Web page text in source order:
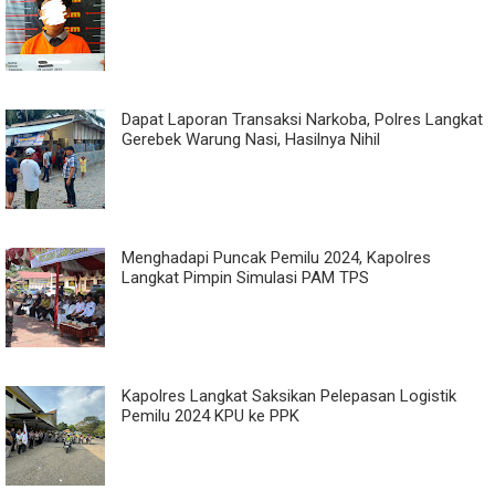
Dapat Laporan Transaksi Narkoba, Polres Langkat
Gerebek Warung Nasi, Hasilnya Nihil
Menghadapi Puncak Pemilu 2024, Kapolres
Langkat Pimpin Simulasi PAM TPS
Kapolres Langkat Saksikan Pelepasan Logistik
Pemilu 2024 KPU ke PPK